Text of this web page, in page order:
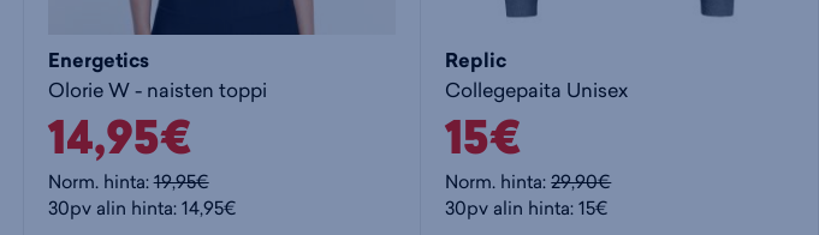
Energetics
Olorie W - naisten toppi
14,95€
Norm. hinta:19,95€
30pv alin hinta: 14,95€
Replic
Collegepaita Unisex
15€
Norm. hinta:29,90€
30pv alin hinta: 15€